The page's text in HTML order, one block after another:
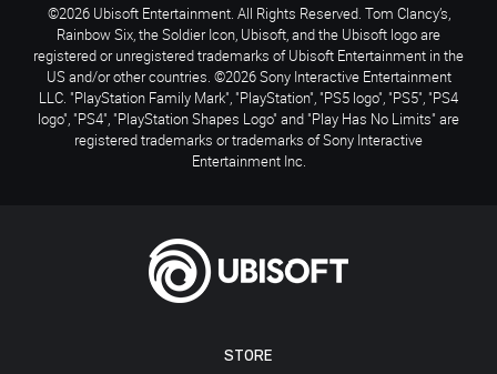
STORE
©2026 Ubisoft Entertainment. All Rights Reserved. Tom Clancy’s,
Rainbow Six, the Soldier Icon, Ubisoft, and the Ubisoft logo are
registered or unregistered trademarks of Ubisoft Entertainment in the
US and/or other countries. ©2026 Sony Interactive Entertainment
LLC. "PlayStation Family Mark", "PlayStation", "PS5 logo", "PS5", "PS4
logo", "PS4", "PlayStation Shapes Logo" and "Play Has No Limits" are
registered trademarks or trademarks of Sony Interactive
Entertainment Inc.